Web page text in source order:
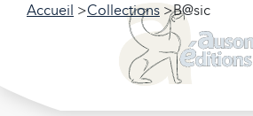
Accueil Collections B@sic
Filtrer nos collections